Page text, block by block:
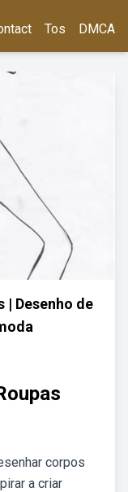
Tos DMCA
| Desenho de
corpos
a criar